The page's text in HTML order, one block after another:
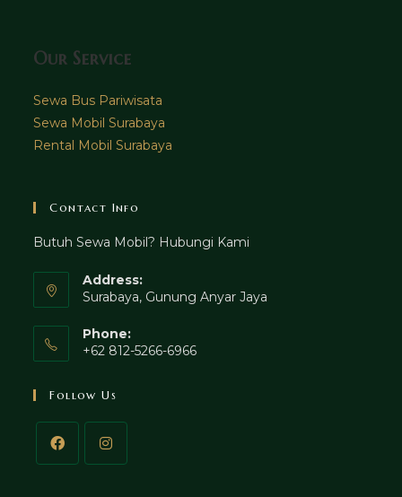
Our Service
Sewa Bus Pariwisata
Sewa Mobil Surabaya
Rental Mobil Surabaya
Contact Info
Butuh Sewa Mobil? Hubungi Kami
Address:
Surabaya, Gunung Anyar Jaya
Phone:
+62 812-5266-6966
Follow Us